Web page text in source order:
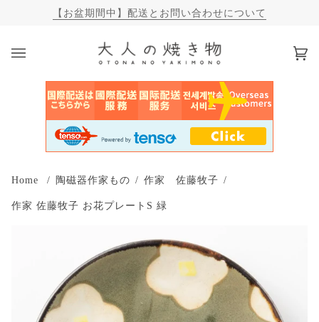
【WEB陶器市 2026年夏】30%OFFのサマーセール
カ
Home / 陶磁器作家もの / 作家 佐藤牧子 /
作家 佐藤牧子 お花プレートS 緑